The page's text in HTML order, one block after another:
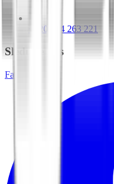
+420 604 263 221
Sledujte nás
Facebook